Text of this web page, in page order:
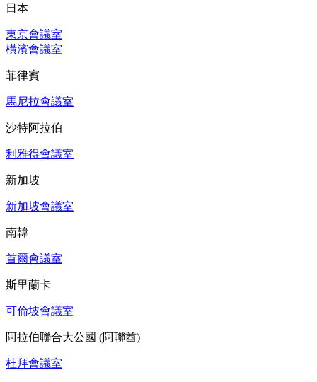
日本
東京會議室
橫濱會議室
菲律賓
馬尼拉會議室
沙特阿拉伯
利雅得會議室
新加坡
新加坡會議室
南韓
首爾會議室
斯里蘭卡
可倫坡會議室
阿拉伯聯合大公國 (阿聯酋)
杜拜會議室